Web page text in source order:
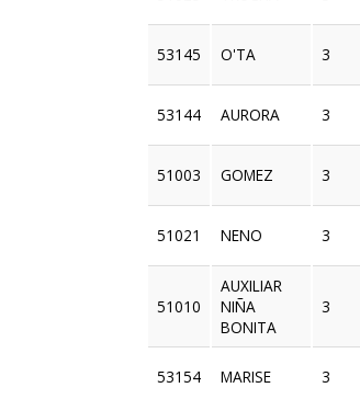
53145 O'TA 3
53144 AURORA 3
51003 GOMEZ 3
51021 NENO 3
51010
AUXILIAR
NIÑA
BONITA
3
53154 MARISE 3